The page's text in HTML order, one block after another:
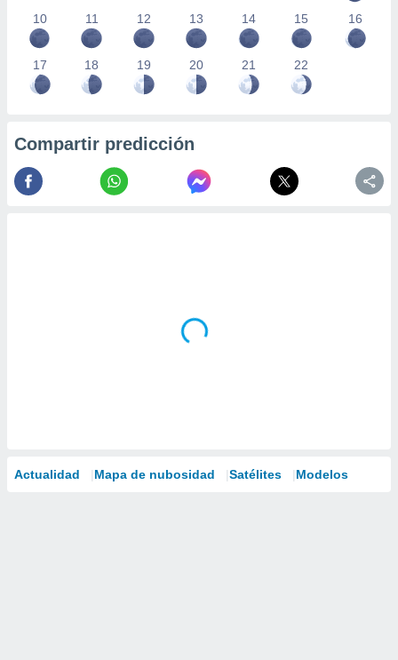
10 11 12 13 14 15 16
17 18 19 20 21 22
Compartir predicción
Actualidad Mapa de nubosidad Satélites Modelos